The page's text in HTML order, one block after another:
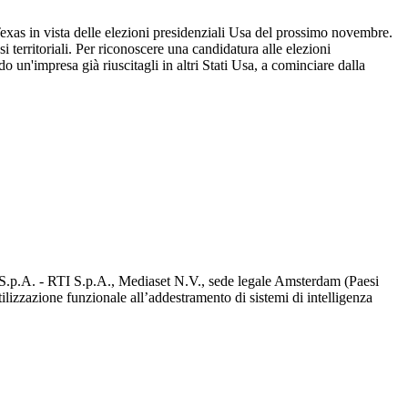
in vista delle elezioni presidenziali Usa del prossimo novembre.
Per riconoscere una candidatura alle elezioni
un'impresa già riuscitagli in altri Stati Usa, a cominciare dalla
- RTI S.p.A., Mediaset N.V., sede legale Amsterdam (Paesi
funzionale all’addestramento di sistemi di intelligenza